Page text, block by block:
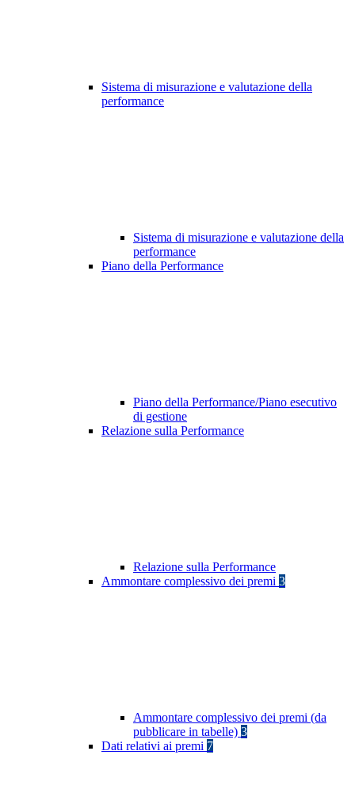
Sistema di misurazione e valutazione della
performance
Sistema di misurazione e valutazione della
performance
Piano della Performance
Piano della Performance/Piano esecutivo
di gestione
Relazione sulla Performance
Relazione sulla Performance
Ammontare complessivo dei premi 3
Ammontare complessivo dei premi (da
pubblicare in tabelle) 3
Dati relativi ai premi 7